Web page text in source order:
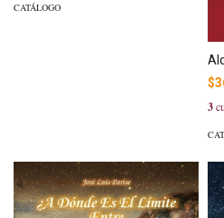
CATÁLOGO
3